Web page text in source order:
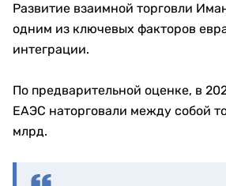
Развитие взаимной торговли
одним из ключевых факторов
интеграции.
По предварительной оценке, в
ЕАЭС наторговали между собой
млрд.